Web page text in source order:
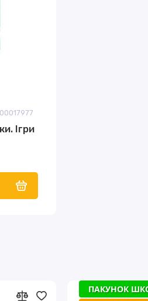
Ігри
ПАКУНОК